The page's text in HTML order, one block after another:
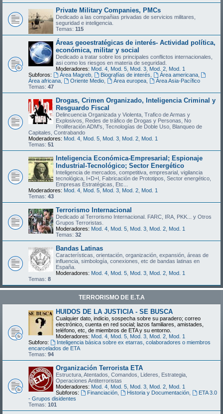
Private Military Companies, PMCs
Dedicado a las compañias privadas de servicios militares,
seguridad e inteligencia.
Temas: 115
Áreas geoestratégicas de interés- Actividad política,
económica, militar y social
Dedicado a tratar sobre los principales conflictos internacionales,
asi como los riesgos en materia de seguridad.
Moderadores: Mod. 4 Mod. 5 Mod. 3 Mod. 2 Mod. 1
Subforos:
Área Magreb, Biografías de interés Área americana,
Área africana
Oriente Medio, Área europea,
Área Asia-Pacífico
Temas: 47
Drogas, Crimen Organizado, Inteligencia Criminal y
Resguardo Fiscal
Delincuencia Organizada y Violenta, Trafico de Armas y
Explosivos, Redes de tráfico de Drogas y Personas, No
Proliferación ADM's, Tecnologías de Doble Uso, Blanqueo de
Capitales, Contrabando
Moderadores: Mod. 4 Mod. 5 Mod. 3 Mod. 2 Mod. 1
Temas: 51
Inteligencia Económica-Empresarial; Espionaje
Industrial-Tecnológico; Sector Energético
Inteligencia de mercados, competitiva, empresarial, vigilancia
tecnológica, I+D+I, Fabricación de Prototipos, Sector energético,
Empresas Estratégicas, Etc...
Moderadores: Mod. 4 Mod. 5 Mod. 3 Mod. 2 Mod. 1
Temas: 43
Terrorismo Internacional
Dedicado al Terrorismo Internacional. FARC, IRA, PKK... y Otros
Grupos Terroristas.
Moderadores: Mod. 4 Mod. 5 Mod. 3 Mod. 2 Mod. 1
Temas: 32
Bandas Latinas
Características, orientación, organización, expansión, áreas de
influencia, simbología, conexiones, etc de bandas latinas en
España.
Moderadores: Mod. 4 Mod. 5 Mod. 3 Mod. 2 Mod. 1
Temas: 8
TERRORISMO DE E.T.A
HUIDOS DE LA JUSTICIA - SE BUSCA
Cualquier dato, indicio, sospecha sobre su paradero; correo
electrónico, cuenta en red social; lazos familiares, amistades,
teléfono, etc, de miembros de ETA y su entorno.
Moderadores: Mod. 4 Mod. 5 Mod. 3 Mod. 2 Mod. 1
Subforo:
Inteligencia básica sobre ex etarras, colaboradores o miembros
encarcelados de ETA
Temas: 94
Organización Terrorista ETA
Estructura, Atentados, Comandos, Lideres, Estrategia,
Operaciones Antiterroristas
Moderadores: Mod. 4 Mod. 5 Mod. 3 Mod. 2 Mod. 1
Subforos:
Financiación, Historia y Documentación,
ETA 3.0
- Grupos disidentes
Temas: 101